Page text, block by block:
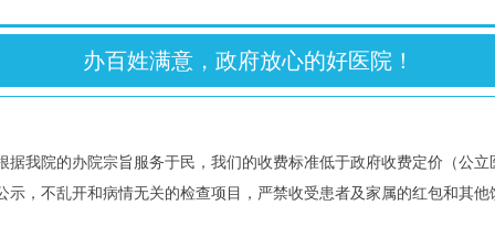
办百姓满意，政府放心的好医院！
据我院的办院宗旨服务于民，我们的收费标准低于政府收费定价（公
，不乱开和病情无关的检查项目，严禁收受患者及家属的红包和其